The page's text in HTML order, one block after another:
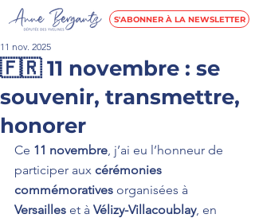
S'ABONNER À LA NEWSLETTER
🇫🇷 11 novembre : se
souvenir, transmettre,
honorer
11 nov. 2025
Ce 11 novembre, j’ai eu l’honneur de
participer aux cérémonies
commémoratives organisées à
Versailles et à Vélizy-Villacoublay, en